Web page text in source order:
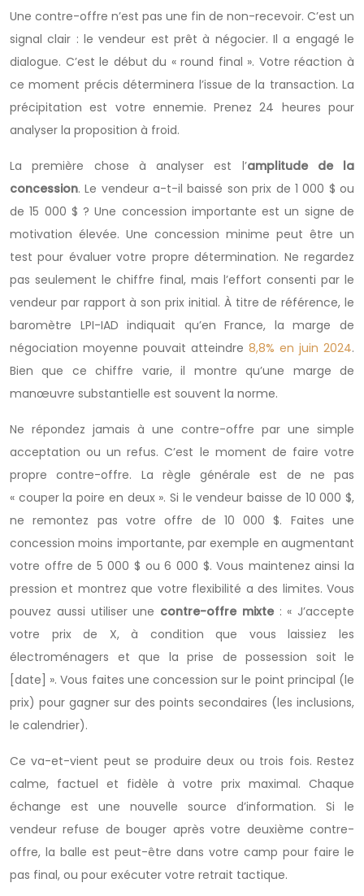
Une contre-offre n’est pas une fin de non-recevoir. C’est un
signal clair : le vendeur est prêt à négocier. Il a engagé le
dialogue. C’est le début du « round final ». Votre réaction à
ce moment précis déterminera l’issue de la transaction. La
précipitation est votre ennemie. Prenez 24 heures pour
analyser la proposition à froid.
La première chose à analyser est l’amplitude de la
concession. Le vendeur a-t-il baissé son prix de 1 000 $ ou
de 15 000 $ ? Une concession importante est un signe de
motivation élevée. Une concession minime peut être un
test pour évaluer votre propre détermination. Ne regardez
pas seulement le chiffre final, mais l’effort consenti par le
vendeur par rapport à son prix initial. À titre de référence, le
baromètre LPI-IAD indiquait qu’en France, la marge de
négociation moyenne pouvait atteindre 8,8% en juin 2024.
Bien que ce chiffre varie, il montre qu’une marge de
manœuvre substantielle est souvent la norme.
Ne répondez jamais à une contre-offre par une simple
acceptation ou un refus. C’est le moment de faire votre
propre contre-offre. La règle générale est de ne pas
« couper la poire en deux ». Si le vendeur baisse de 10 000 $,
ne remontez pas votre offre de 10 000 $. Faites une
concession moins importante, par exemple en augmentant
votre offre de 5 000 $ ou 6 000 $. Vous maintenez ainsi la
pression et montrez que votre flexibilité a des limites. Vous
pouvez aussi utiliser une contre-offre mixte: « J’accepte
votre prix de X, à condition que vous laissiez les
électroménagers et que la prise de possession soit le
[date] ». Vous faites une concession sur le point principal (le
prix) pour gagner sur des points secondaires (les inclusions,
le calendrier).
Ce va-et-vient peut se produire deux ou trois fois. Restez
calme, factuel et fidèle à votre prix maximal. Chaque
échange est une nouvelle source d’information. Si le
vendeur refuse de bouger après votre deuxième contre-
offre, la balle est peut-être dans votre camp pour faire le
pas final, ou pour exécuter votre retrait tactique.